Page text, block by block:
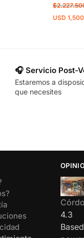
$
USD 1,500
🎧 Servicio Post-
Estaremos a
que necesites
4.3